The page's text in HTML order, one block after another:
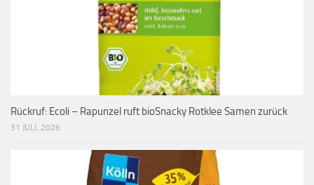
Rückruf: Ecoli – Rapunzel ruft bioSnacky Rotklee Samen zurück
31 JULI, 2026